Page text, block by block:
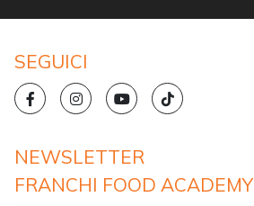
SEGUICI
NEWSLETTER
FRANCHI FOOD ACADEMY